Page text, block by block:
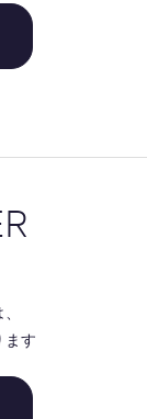
ます